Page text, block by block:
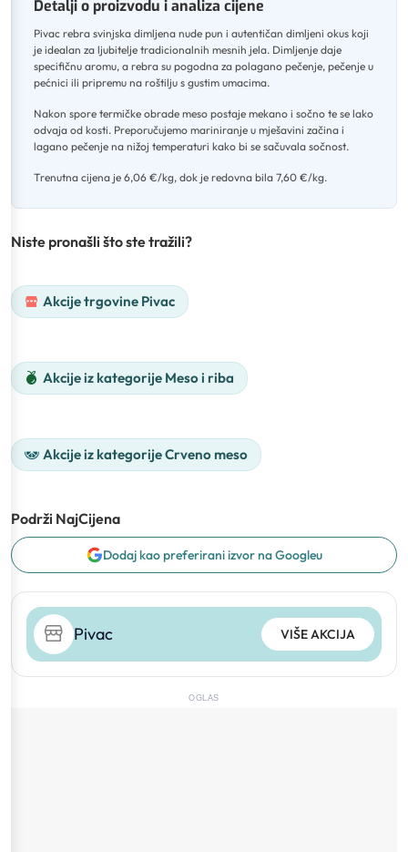
Detalji o proizvodu i analiza cijene
Pivac rebra svinjska dimljena nude pun i autentičan dimljeni okus koji
je idealan za ljubitelje tradicionalnih mesnih jela. Dimljenje daje
specifičnu aromu, a rebra su pogodna za polagano pečenje, pečenje u
pećnici ili pripremu na roštilju s gustim umacima.
Nakon spore termičke obrade meso postaje mekano i sočno te se lako
odvaja od kosti. Preporučujemo mariniranje u mješavini začina i
lagano pečenje na nižoj temperaturi kako bi se sačuvala sočnost.
Trenutna cijena je 6,06 €/kg, dok je redovna bila 7,60 €/kg.
Niste pronašli što ste tražili?
Akcije trgovine Pivac
Akcije iz kategorije Meso i riba
Akcije iz kategorije Crveno meso
Podrži NajCijena
Dodaj kao preferirani izvor na Googleu
Pivac VIŠE AKCIJA
OGLAS